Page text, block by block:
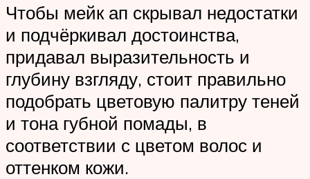
Чтобы мейк ап скрывал недостатки
и подчёркивал достоинства,
придавал выразительность и
глубину взгляду, стоит правильно
подобрать цветовую палитру теней
и тона губной помады, в
соответствии с цветом волос и
оттенком кожи.